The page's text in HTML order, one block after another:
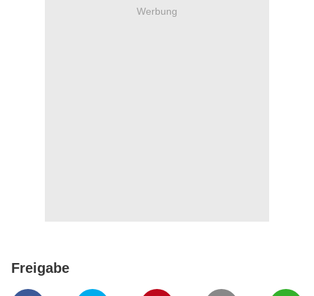
Werbung
Freigabe